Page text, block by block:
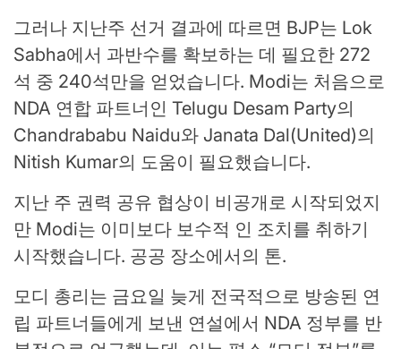
그러나 지난주 선거 결과에 따르면 BJP는 Lok
Sabha에서 과반수를 확보하는 데 필요한 272
석 중 240석만을 얻었습니다. Modi는 처음으로
NDA 연합 파트너인 Telugu Desam Party의
Chandrababu Naidu와 Janata Dal(United)의
Nitish Kumar의 도움이 필요했습니다.
지난 주 권력 공유 협상이 비공개로 시작되었지
만 Modi는 이미보다 보수적 인 조치를 취하기
시작했습니다. 공공 장소에서의 톤.
모디 총리는 금요일 늦게 전국적으로 방송된 연
립 파트너들에게 보낸 연설에서 NDA 정부를 반